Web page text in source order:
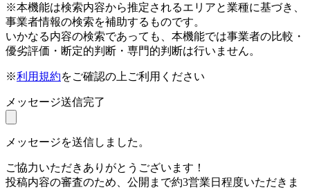
※本機能は検索内容から推定されるエリアと業種に基づき、
事業者情報の検索を補助するものです。
いかなる内容の検索であっても、本機能では事業者の比較・
優劣評価・断定的判断・専門的判断は行いません。
※利用規約をご確認の上ご利用ください
メッセージ送信完了
メッセージを送信しました。
ご協力いただきありがとうございます！
投稿内容の審査のため、公開まで約3営業日程度いただきま